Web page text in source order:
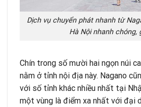
Dịch vụ chuyển phát nhanh từ
Hà Nội nhanh chóng,
Chín trong số mười hai ngọn núi
nằm ở tỉnh nội địa này. Nagano
với số tỉnh khác nhiều nhất tại
một vùng là điểm xa nhất với đại